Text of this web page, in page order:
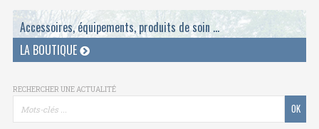
Accessoires, équipements, produits de soin ...
LA BOUTIQUE
RECHERCHER UNE ACTUALITÉ